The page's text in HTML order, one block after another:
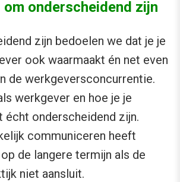
onderscheidend zijn
zijn bedoelen we dat je je
ook waarmaakt én net even
de werkgeversconcurrentie.
werkgever en hoe je je
écht onderscheidend zijn.
communiceren heeft
de langere termijn als de
niet aansluit.